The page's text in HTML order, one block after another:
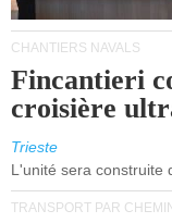
CHANTIERS NAVALS
Fincantieri
croisière
Trieste
L'unité sera construite
TRANSPORT PAR